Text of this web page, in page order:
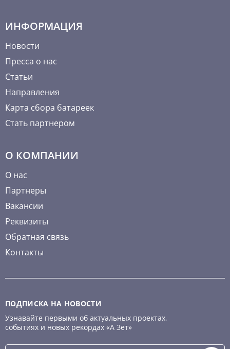
ИНФОРМАЦИЯ
Новости
Пресса о нас
Статьи
Направления
Карта сбора батареек
Стать партнером
О КОМПАНИИ
О нас
Партнеры
Вакансии
Реквизиты
Обратная связь
Контакты
ПОДПИСКА НА НОВОСТИ
Узнавайте первыми об актуальных проектах,
событиях и новых рекордах «А Зет»